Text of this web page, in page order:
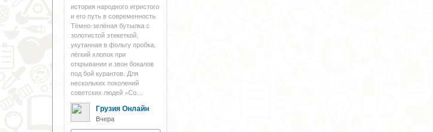
история народного игристого
и его путь в современность
Тёмно-зелёная бутылка с
золотистой этикеткой,
укутанная в фольгу пробка,
лёгкий хлопок при
открывании и звон бокалов
под бой курантов. Для
нескольких поколений
советских людей «Со…
Грузия Онлайн
Вчера